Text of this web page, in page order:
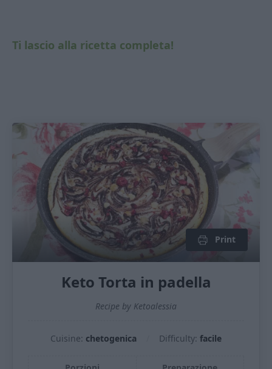
Ti lascio alla ricetta completa!
Print
Keto Torta in padella
Recipe by Ketoalessia
Cuisine: chetogenica Difficulty: facile